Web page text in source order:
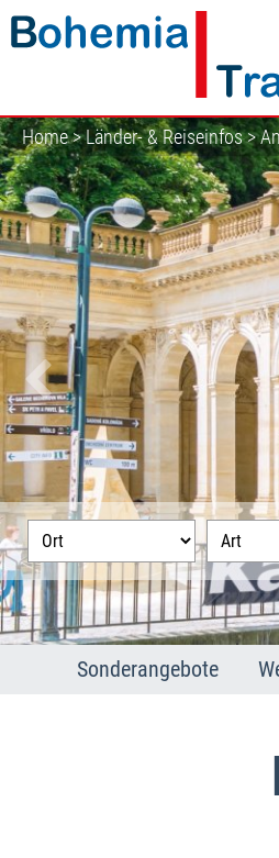
Home>Länder- & Reiseinfos>
Sonderangebote